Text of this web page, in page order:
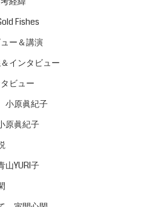
Fishes
ー＆講演
インタビュー
ビュー
小原眞紀子
原眞紀子
YURI子